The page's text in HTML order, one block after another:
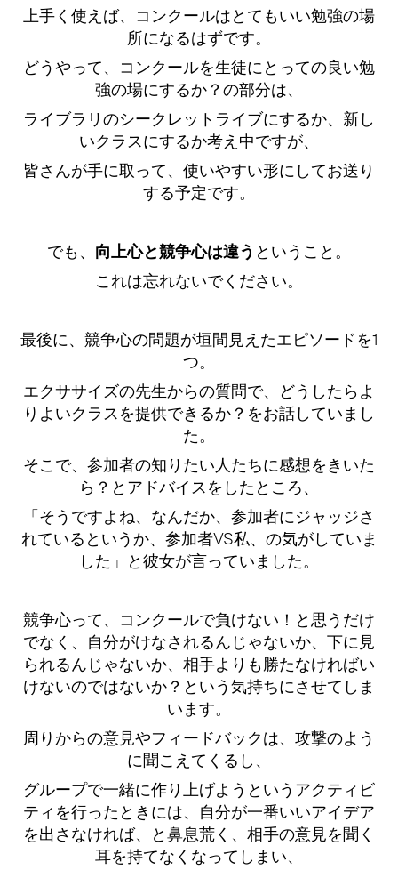
上手く使えば、コンクールはとてもいい勉強の場
所になるはずです。
どうやって、コンクールを生徒にとっての良い勉
強の場にするか？の部分は、
ライブラリのシークレットライブにするか、新し
いクラスにするか考え中ですが、
皆さんが手に取って、使いやすい形にしてお送り
する予定です。
でも、 向上心と競争心は違う ということ。
これは忘れないでください。
最後に、競争心の問題が垣間見えたエピソードを1
つ。
エクササイズの先生からの質問で、どうしたらよ
りよいクラスを提供できるか？をお話していまし
た。
そこで、参加者の知りたい人たちに感想をきいた
ら？とアドバイスをしたところ、
「そうですよね、なんだか、参加者にジャッジさ
れているというか、参加者VS私、の気がしていま
した」と彼女が言っていました。
競争心って、コンクールで負けない！と思うだけ
でなく、自分がけなされるんじゃないか、下に見
られるんじゃないか、相手よりも勝たなければい
けないのではないか？という気持ちにさせてしま
います。
周りからの意見やフィードバックは、攻撃のよう
に聞こえてくるし、
グループで一緒に作り上げようというアクティビ
ティを行ったときには、自分が一番いいアイデア
を出さなければ、と鼻息荒く、相手の意見を聞く
耳を持てなくなってしまい、